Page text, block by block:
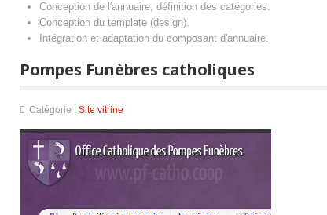
Conception de l'annuaire, définition des catégories.
Conception du template (design).
Intégration et adaptation du composant d'annuaire.
Pompes Funèbres catholiques
Catégorie : Site vitrine